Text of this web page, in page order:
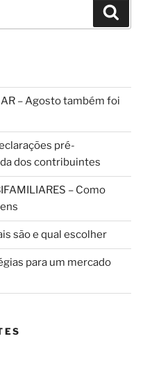
– Agosto também foi
pré-
dos contribuintes
– Como
são e qual escolher
para um mercado